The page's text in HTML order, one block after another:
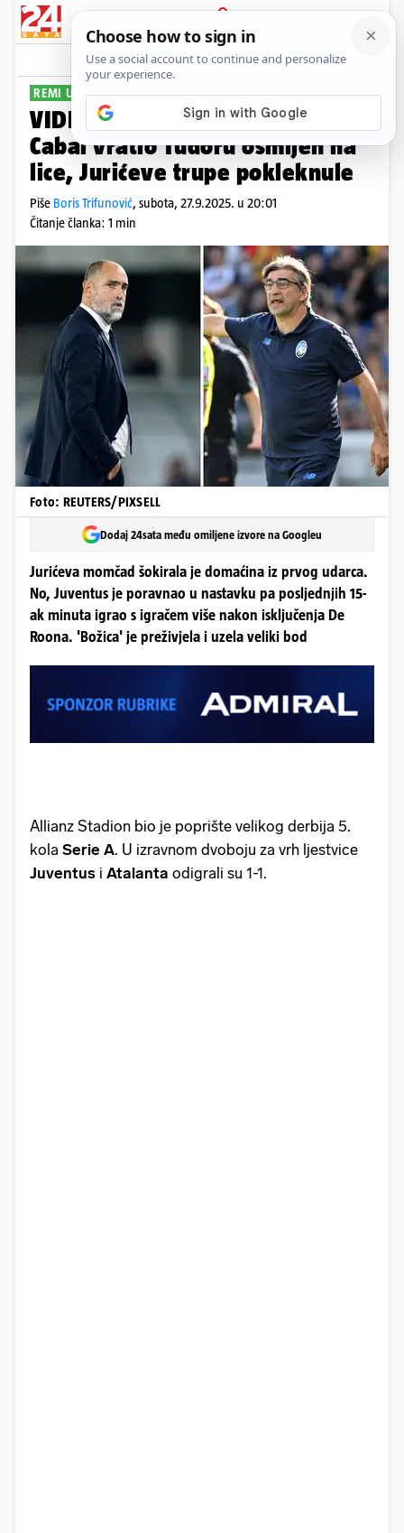
PRIJAVA
Sport Komentari
REMI U DERBIJU HRVATA
VIDEO Juventus - Atalanta 1-1:
Cabal vratio Tudoru osmijeh na
lice, Jurićeve trupe pokleknule
Piše Boris Trifunović, subota, 27.9.2025. u 20:01
Čitanje članka: 1 min
Foto: REUTERS/PIXSELL
Dodaj 24sata među omiljene izvore na Googleu
Jurićeva momčad šokirala je domaćina iz prvog udarca.
No, Juventus je poravnao u nastavku pa posljednjih 15-
ak minuta igrao s igračem više nakon isključenja De
Roona. 'Božica' je preživjela i uzela veliki bod
Allianz Stadion bio je poprište velikog derbija 5.
kola Serie A. U izravnom dvoboju za vrh ljestvice
Juventus i Atalanta odigrali su 1-1.